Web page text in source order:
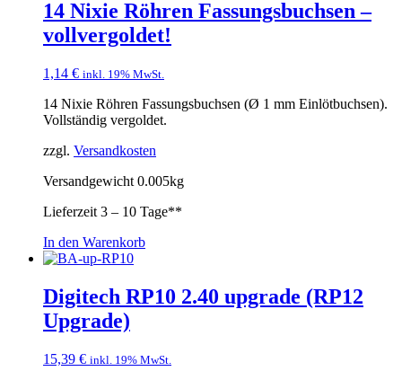
14 Nixie Röhren Fassungsbuchsen –
vollvergoldet!
1,14 € inkl. 19% MwSt.
14 Nixie Röhren Fassungsbuchsen (Ø 1 mm Einlötbuchsen).
Vollständig vergoldet.
zzgl. Versandkosten
Versandgewicht 0.005kg
Lieferzeit 3 – 10 Tage**
In den Warenkorb
Digitech RP10 2.40 upgrade (RP12
Upgrade)
15,39 € inkl. 19% MwSt.